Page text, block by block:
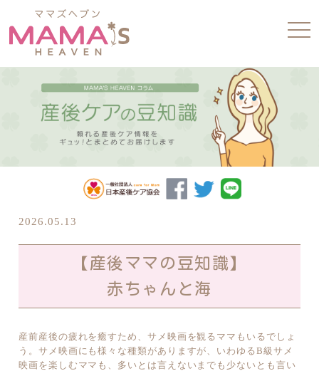
2026.05.13
【産後ママの豆知識】
赤ちゃんと海
産前産後の疲れを癒すため、サメ映画を観るママもいるでしょ
う。サメ映画にも様々な種類がありますが、いわゆるB級サメ
映画を楽しむママも、多いとは言えないまでも少ないとも言い